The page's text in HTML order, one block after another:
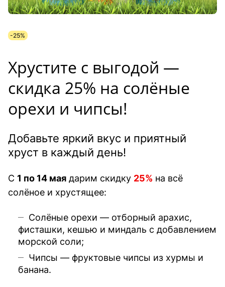
-25%
Хрустите с выгодой —
скидка 25% на солёные
орехи и чипсы!
Добавьте яркий вкус и приятный
хруст в каждый день!
С 1 по 14 мая дарим скидку 25% на всё
солёное и хрустящее:
Солёные орехи — отборный арахис,
фисташки, кешью и миндаль с добавлением
морской соли;
Чипсы — фруктовые чипсы из хурмы и
банана.